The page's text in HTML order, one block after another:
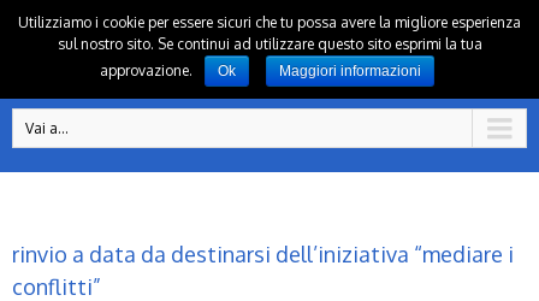
Vai a...
rinvio a data da destinarsi dell’iniziativa “mediare i
conflitti”
Utilizziamo i cookie per essere sicuri che tu possa avere la migliore esperienza
sul nostro sito. Se continui ad utilizzare questo sito esprimi la tua
approvazione.
Ok Maggiori informazioni